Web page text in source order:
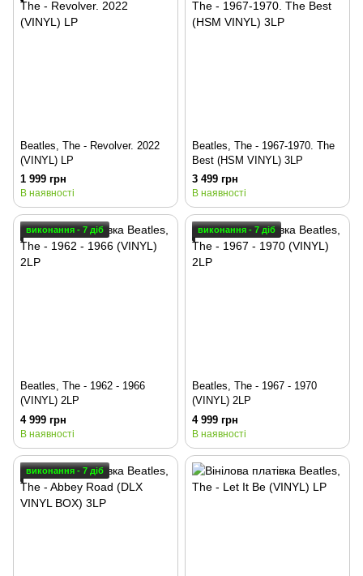
Beatles, The - Revolver. 2022
(VINYL) LP
1 999 грн
В наявності
Beatles, The - 1967-1970. The
Best (HSM VINYL) 3LP
3 499 грн
В наявності
виконання - 7 діб
Beatles, The - 1962 - 1966
(VINYL) 2LP
4 999 грн
В наявності
виконання - 7 діб
Beatles, The - 1967 - 1970
(VINYL) 2LP
4 999 грн
В наявності
виконання - 7 діб